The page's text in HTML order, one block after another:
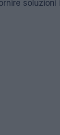
soluzioni